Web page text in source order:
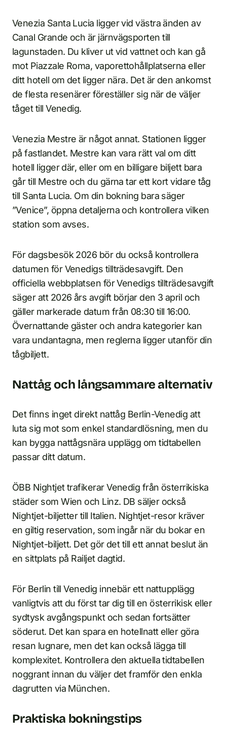
Venezia Santa Lucia ligger vid västra änden av
Canal Grande och är järnvägsporten till
lagunstaden. Du kliver ut vid vattnet och kan gå
mot Piazzale Roma, vaporettohållplatserna eller
ditt hotell om det ligger nära. Det är den ankomst
de flesta resenärer föreställer sig när de väljer
tåget till Venedig.
Venezia Mestre är något annat. Stationen ligger
på fastlandet. Mestre kan vara rätt val om ditt
hotell ligger där, eller om en billigare biljett bara
går till Mestre och du gärna tar ett kort vidare tåg
till Santa Lucia. Om din bokning bara säger
”Venice”, öppna detaljerna och kontrollera vilken
station som avses.
För dagsbesök 2026 bör du också kontrollera
datumen för Venedigs tillträdesavgift. Den
officiella webbplatsen för Venedigs tillträdesavgift
säger att 2026 års avgift börjar den 3 april och
gäller markerade datum från 08:30 till 16:00.
Övernattande gäster och andra kategorier kan
vara undantagna, men reglerna ligger utanför din
tågbiljett.
Nattåg och långsammare alternativ
Det finns inget direkt nattåg Berlin-Venedig att
luta sig mot som enkel standardlösning, men du
kan bygga nattågsnära upplägg om tidtabellen
passar ditt datum.
ÖBB Nightjet trafikerar Venedig från österrikiska
städer som Wien och Linz. DB säljer också
Nightjet-biljetter till Italien. Nightjet-resor kräver
en giltig reservation, som ingår när du bokar en
Nightjet-biljett. Det gör det till ett annat beslut än
en sittplats på Railjet dagtid.
För Berlin till Venedig innebär ett nattupplägg
vanligtvis att du först tar dig till en österrikisk eller
sydtysk avgångspunkt och sedan fortsätter
söderut. Det kan spara en hotellnatt eller göra
resan lugnare, men det kan också lägga till
komplexitet. Kontrollera den aktuella tidtabellen
noggrant innan du väljer det framför den enkla
dagrutten via München.
Praktiska bokningstips